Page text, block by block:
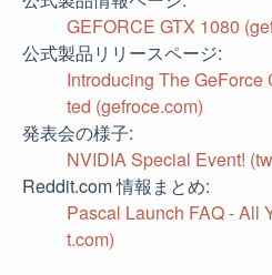
GEFORCE GTX 1080
公式製品リリースページ
Introducing The GeForce
ted (gefroce.com)
発表会の様子
NVIDIA Special Event!
Reddit.com 情報まとめ
Pascal Launch FAQ - All
t.com)